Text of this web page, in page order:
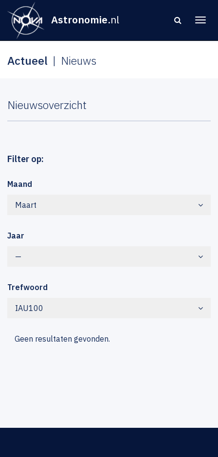
Astronomie.nl
Actueel Nieuws
Nieuwsoverzicht
Filter op:
Maand
Maart
Jaar
—
Trefwoord
IAU100
Geen resultaten gevonden.